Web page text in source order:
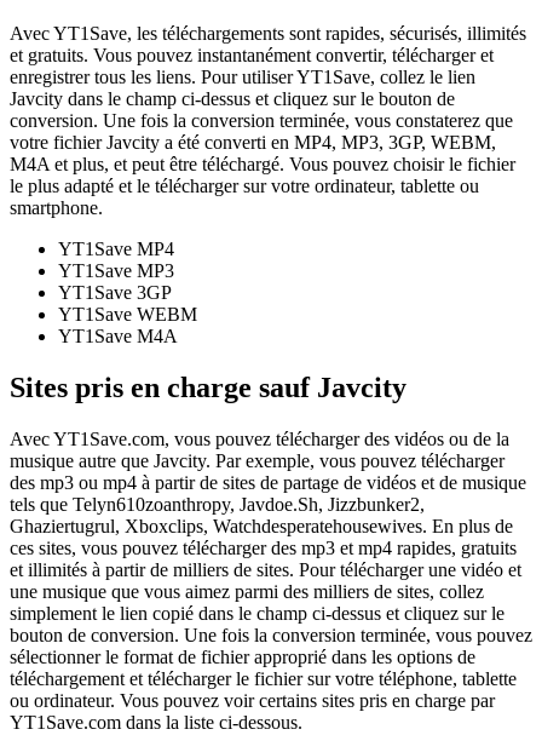
Avec YT1Save, les téléchargements sont rapides, sécurisés, illimités
et gratuits. Vous pouvez instantanément convertir, télécharger et
enregistrer tous les liens. Pour utiliser YT1Save, collez le lien
Javcity dans le champ ci-dessus et cliquez sur le bouton de
conversion. Une fois la conversion terminée, vous constaterez que
votre fichier Javcity a été converti en MP4, MP3, 3GP, WEBM,
M4A et plus, et peut être téléchargé. Vous pouvez choisir le fichier
le plus adapté et le télécharger sur votre ordinateur, tablette ou
smartphone.
YT1Save MP4
YT1Save MP3
YT1Save 3GP
YT1Save WEBM
YT1Save M4A
Sites pris en charge sauf Javcity
Avec YT1Save.com, vous pouvez télécharger des vidéos ou de la
musique autre que Javcity. Par exemple, vous pouvez télécharger
des mp3 ou mp4 à partir de sites de partage de vidéos et de musique
tels que Telyn610zoanthropy, Javdoe.Sh, Jizzbunker2,
Ghaziertugrul, Xboxclips, Watchdesperatehousewives. En plus de
ces sites, vous pouvez télécharger des mp3 et mp4 rapides, gratuits
et illimités à partir de milliers de sites. Pour télécharger une vidéo et
une musique que vous aimez parmi des milliers de sites, collez
simplement le lien copié dans le champ ci-dessus et cliquez sur le
bouton de conversion. Une fois la conversion terminée, vous pouvez
sélectionner le format de fichier approprié dans les options de
téléchargement et télécharger le fichier sur votre téléphone, tablette
ou ordinateur. Vous pouvez voir certains sites pris en charge par
YT1Save.com dans la liste ci-dessous.